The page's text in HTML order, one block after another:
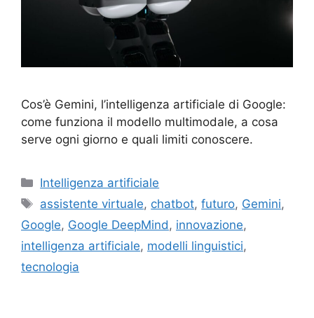
Cos’è Gemini, l’intelligenza artificiale di Google:
come funziona il modello multimodale, a cosa
serve ogni giorno e quali limiti conoscere.
Categorie
Intelligenza artificiale
Tag
assistente virtuale, chatbot,futuro, Gemini,
Google, Google DeepMind , innovazione,
intelligenza artificiale, modelli linguistici,
tecnologia